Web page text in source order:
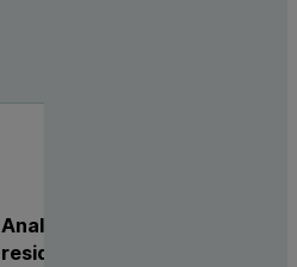
Analysis of additives and
residues in polyethylene using